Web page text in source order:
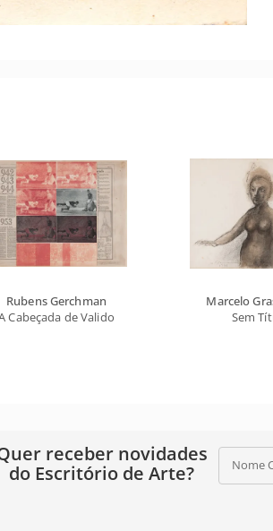
Rubens Gerchman
Cabeçada de Valido
Marcelo
Sem
receber novidades
do Escritório de Arte?
Nome